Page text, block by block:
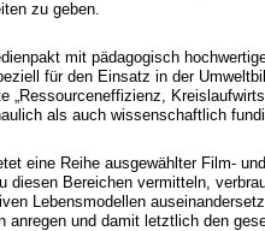
zu geben.
mit pädagogisch
für den Einsatz in der
„Ressourceneffizienz,
als auch wissenschaftlich
eine Reihe ausgewählter Film-
diesen Bereichen vermitteln,
Lebensmodellen
anregen und damit letztlich den